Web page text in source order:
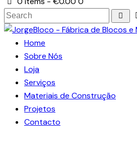
Home
Sobre Nós
Loja
Serviços
Materiais de Construção
Projetos
Contacto